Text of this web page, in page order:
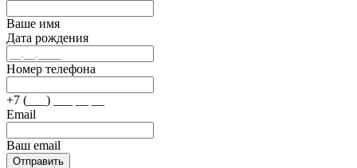
Ваше имя
Дата рождения
Номер телефона
+7 (___) ___ __ __
Email
Ваш email
Отправить